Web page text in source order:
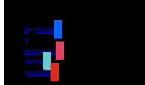
facebook
x
instagram
tiktok
youtube